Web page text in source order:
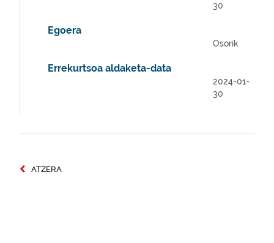
30
Egoera
Osorik
Errekurtsoa aldaketa-data
2024-01-
30
ATZERA